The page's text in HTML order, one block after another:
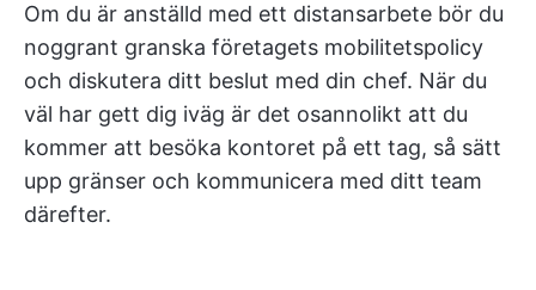
Om du är anställd med ett distansarbete bör du
noggrant granska företagets mobilitetspolicy
och diskutera ditt beslut med din chef. När du
väl har gett dig iväg är det osannolikt att du
kommer att besöka kontoret på ett tag, så sätt
upp gränser och kommunicera med ditt team
därefter.